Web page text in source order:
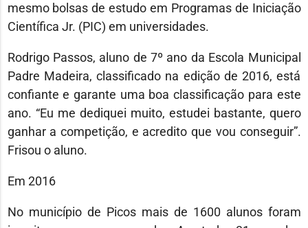
mesmo bolsas de estudo em Programas de Iniciação
Científica Jr. (PIC) em universidades.
Rodrigo Passos, aluno de 7º ano da Escola Municipal
Padre Madeira, classificado na edição de 2016, está
confiante e garante uma boa classificação para este
ano. “Eu me dediquei muito, estudei bastante, quero
ganhar a competição, e acredito que vou conseguir”.
Frisou o aluno.
Em 2016
No município de Picos mais de 1600 alunos foram